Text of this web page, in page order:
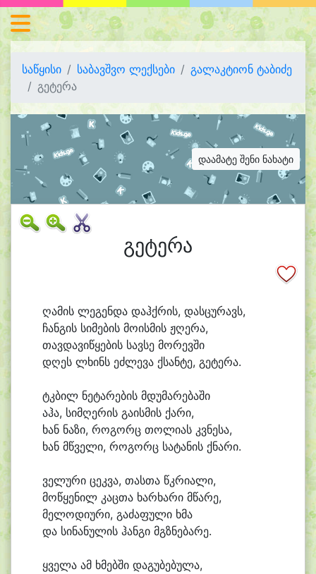
საწყისი საბავშვო ლექსები
გალაკტიონ ტაბიძე
გეტერა
დაამატე შენი ნახატი
გეტერა
ღამის ლეგენდა დაჰქრის, დასცურავს,
ჩანგის სიმების მოისმის ჟღერა,
თავდავიწყების სავსე მორევში
დღეს ლხინს ეძლევა ქსანტე, გეტერა.
ტკბილ ნეტარების მდუმარებაში
აჰა, სიმღერის გაისმის ქარი,
ხან ნაზი, როგორც თოლიას კვნესა,
ხან მწველი, როგორც სატანის ქნარი.
ველური ცეკვა, თასთა წკრიალი,
მოწყენილ კაცთა ხარხარი მწარე,
მელოდიური, გაძაფული ხმა
და სინანულის ჰანგი მგზნებარე.
ყველა ამ ხმებში დაგუბებულა,